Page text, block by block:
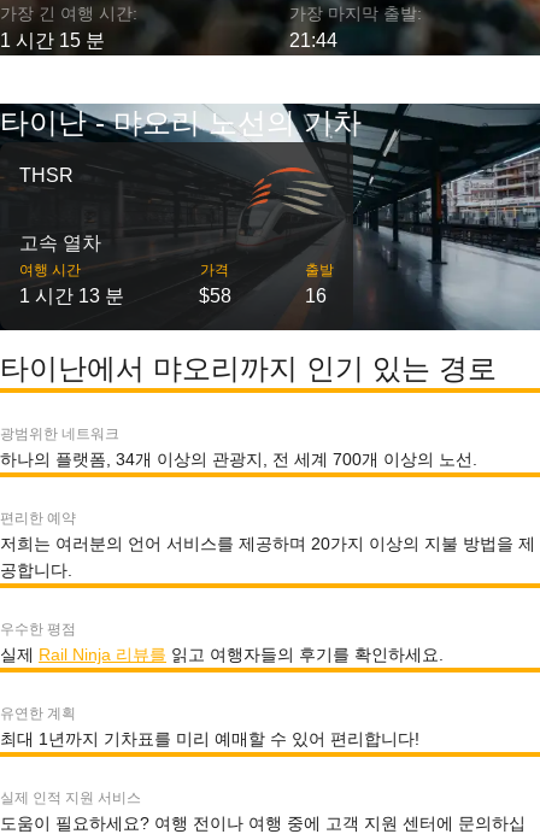
가장 긴 여행 시간:
1 시간 15 분
가장 마지막 출발:
21:44
타이난 - 먀오리 노선의 기차
THSR
고속 열차
여행 시간
1 시간 13 분
가격
$58
출발
16
타이난에서 먀오리까지 인기 있는 경로
광범위한 네트워크
하나의 플랫폼, 34개 이상의 관광지, 전 세계 700개 이상의 노선.
편리한 예약
저희는 여러분의 언어 서비스를 제공하며 20가지 이상의 지불 방법을 제
공합니다.
우수한 평점
실제 Rail Ninja 리뷰를 읽고 여행자들의 후기를 확인하세요.
유연한 계획
최대 1년까지 기차표를 미리 예매할 수 있어 편리합니다!
실제 인적 지원 서비스
도움이 필요하세요? 여행 전이나 여행 중에 고객 지원 센터에 문의하십